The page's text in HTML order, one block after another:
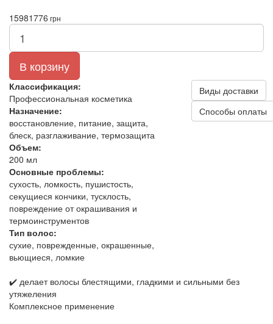
15981776 грн
В корзину
Классификация:
Профессиональная косметика
Назначение:
восстановление, питание, защита,
блеск, разглаживание, термозащита
Объем:
200 мл
Основные проблемы:
сухость, ломкость, пушистость,
секущиеся кончики, тусклость,
повреждение от окрашивания и
термоинструментов
Тип волос:
сухие, поврежденные, окрашенные,
вьющиеся, ломкие
Виды доставки
Способы оплаты
✔️ делает волосы блестящими, гладкими и сильными без
утяжеления
Комплексное применение